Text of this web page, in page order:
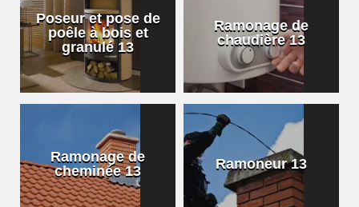
Poseur et pose de
poêle à bois et
granulé 13
Ramonage de
chaudière 13
Ramonage de
cheminée 13
Ramoneur 13